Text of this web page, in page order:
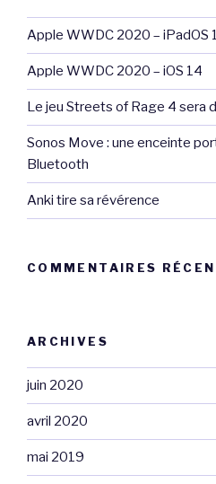
Apple WWDC 2020 – iPadOS
Apple WWDC 2020 – iOS 14
Le jeu Streets of Rage 4 sera
Sonos Move : une enceinte
Bluetooth
Anki tire sa révérence
COMMENTAIRES
ARCHIVES
juin 2020
avril 2020
mai 2019